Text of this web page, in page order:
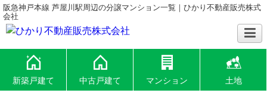
阪急神戸本線 芦屋川駅周辺の分譲マンション一覧｜ひかり不動産販売株式
会社
新築戸建て 中古戸建て マンション 土地